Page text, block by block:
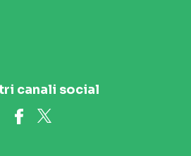
canali social